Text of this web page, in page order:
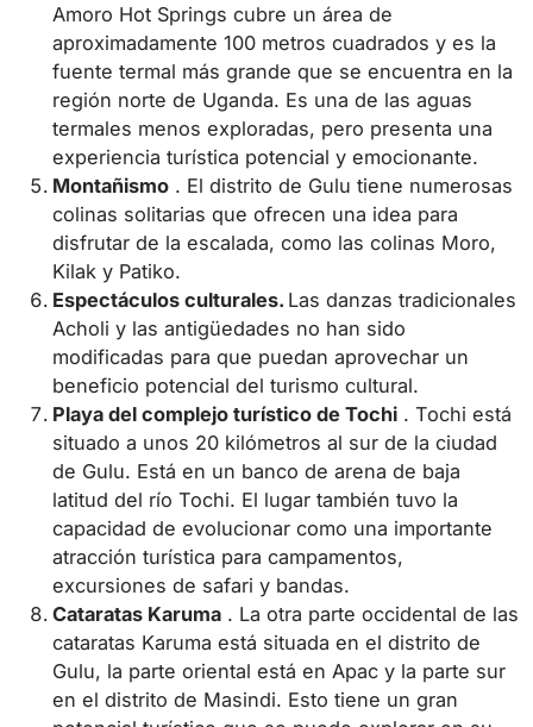
Amoro Hot Springs cubre un área de
aproximadamente 100 metros cuadrados y es la
fuente termal más grande que se encuentra en la
región norte de Uganda. Es una de las aguas
termales menos exploradas, pero presenta una
experiencia turística potencial y emocionante.
Montañismo . El distrito de Gulu tiene numerosas
colinas solitarias que ofrecen una idea para
disfrutar de la escalada, como las colinas Moro,
Kilak y Patiko.
Espectáculos culturales. Las danzas tradicionales
Acholi y las antigüedades no han sido
modificadas para que puedan aprovechar un
beneficio potencial del turismo cultural.
Playa del complejo turístico de Tochi . Tochi está
situado a unos 20 kilómetros al sur de la ciudad
de Gulu. Está en un banco de arena de baja
latitud del río Tochi. El lugar también tuvo la
capacidad de evolucionar como una importante
atracción turística para campamentos,
excursiones de safari y bandas.
Cataratas Karuma . La otra parte occidental de las
cataratas Karuma está situada en el distrito de
Gulu, la parte oriental está en Apac y la parte sur
en el distrito de Masindi. Esto tiene un gran